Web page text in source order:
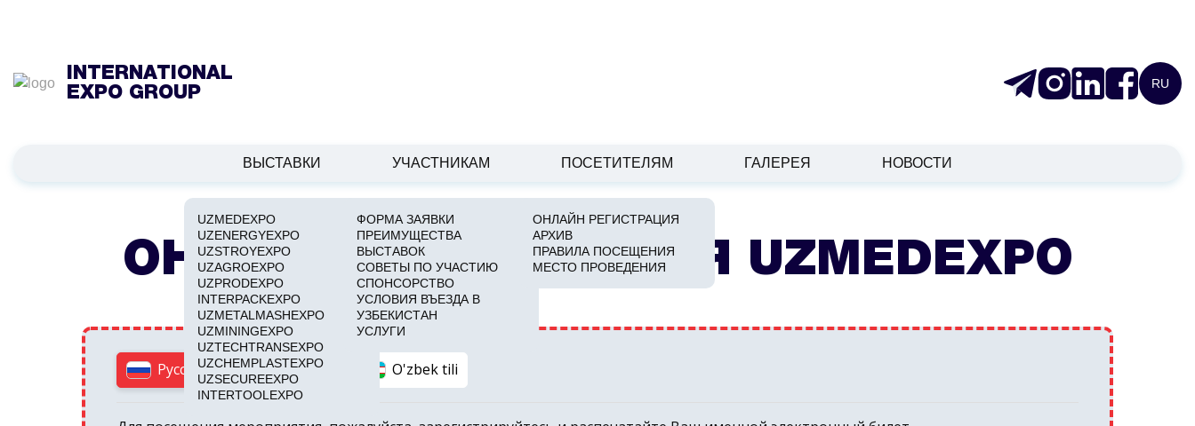
INTERNATIONAL
EXPO GROUP
RU
ВЫСТАВКИ
UZMEDEXPO
UZENERGYEXPO
UZSTROYEXPO
UZAGROEXPO
UZPRODEXPO
INTERPACKEXPO
UZMETALMASHEXPO
UZMININGEXPO
UZTECHTRANSEXPO
UZCHEMPLASTEXPO
UZSECUREEXPO
INTERTOOLEXPO
УЧАСТНИКАМ
ФОРМА ЗАЯВКИ
ПРЕИМУЩЕСТВА
ВЫСТАВОК
СОВЕТЫ ПО УЧАСТИЮ
СПОНСОРСТВО
УСЛОВИЯ ВЪЕЗДА В
УЗБЕКИСТАН
УСЛУГИ
ПОСЕТИТЕЛЯМ
ОНЛАЙН РЕГИСТРАЦИЯ
АРХИВ
ПРАВИЛА ПОСЕЩЕНИЯ
МЕСТО ПРОВЕДЕНИЯ
ГАЛЕРЕЯ НОВОСТИ
ОНЛАЙН РЕГИСТРАЦИЯ UZMEDEXPO